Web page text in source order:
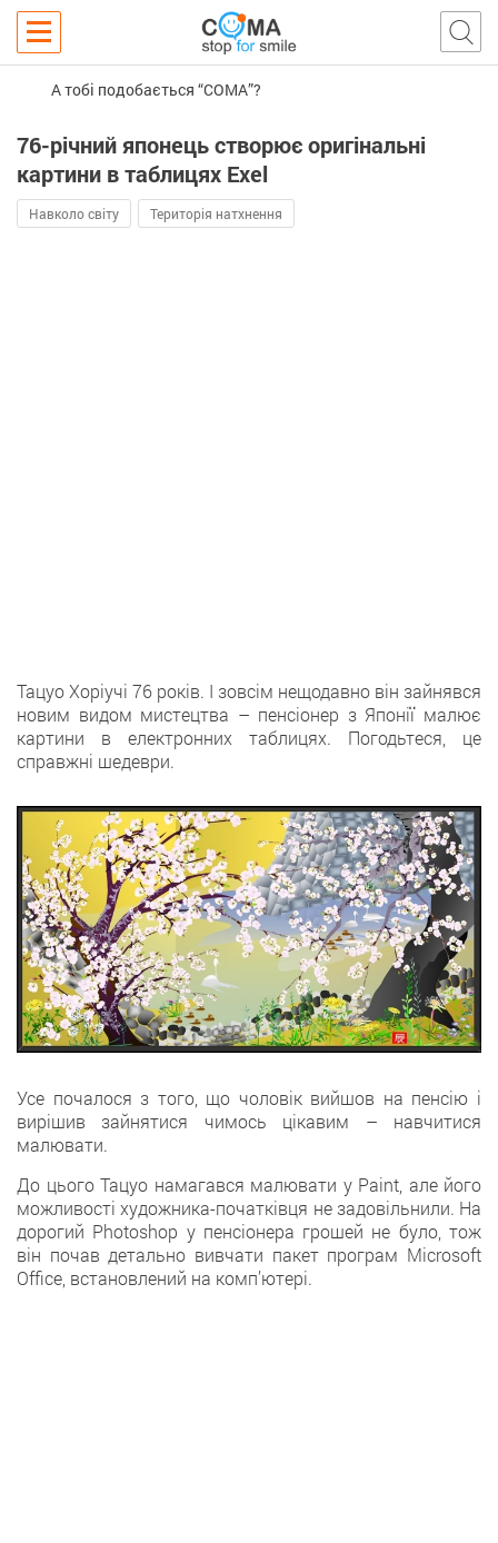
А тобі подобається “COMA”?
76-річний японець створює оригінальні
картини в таблицях Exel
Навколо світу Територія натхнення
Тацуо Хоріучі 76 років. І зовсім нещодавно він зайнявся
новим видом мистецтва – пенсіонер з Японії малює
картини в електронних таблицях. Погодьтеся, це
справжні шедеври.
Усе почалося з того, що чоловік вийшов на пенсію і
вирішив зайнятися чимось цікавим – навчитися
малювати.
До цього Тацуо намагався малювати у Paint, але його
можливості художника-початківця не задовільнили. На
дорогий Photoshop у пенсіонера грошей не було, тож
він почав детально вивчати пакет програм Microsoft
Office, встановлений на комп’ютері.